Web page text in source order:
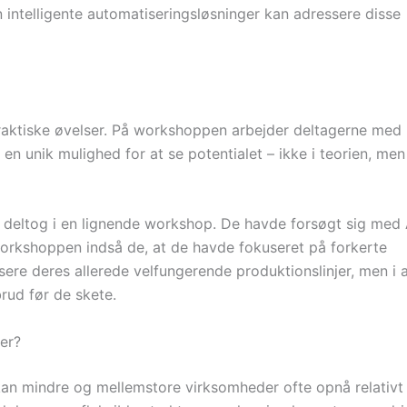
automatiseringsløsninger kan adressere disse
øvelser. På workshoppen arbejder deltagerne med
unik mulighed for at se potentialet – ikke i teorien,
i en lignende workshop. De havde forsøgt sig med
indså de, at de havde fokuseret på forkerte
deres allerede velfungerende produktionslinjer, men i
før de skete.
mindre og mellemstore virksomheder ofte opnå relativt